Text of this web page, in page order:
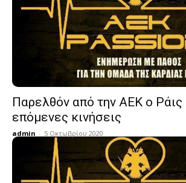
Παρελθόν από την ΑΕΚ ο Ράις
επόμενες κινήσεις
admin - 5 Οκτωβρίου 2020